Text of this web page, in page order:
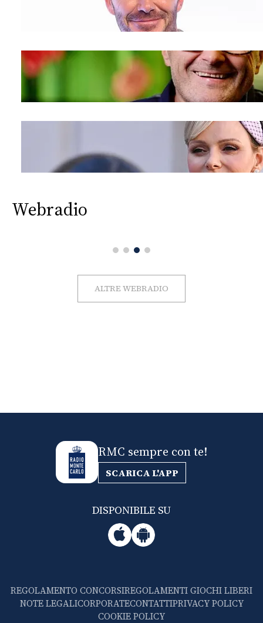
Webradio
ALTRE WEBRADIO
RMC sempre con te!
SCARICA L'APP
DISPONIBILE SU
REGOLAMENTO CONCORSIREGOLAMENTI GIOCHI LIBERI
NOTE LEGALICORPORATECONTATTIPRIVACY POLICY
COOKIE POLICY